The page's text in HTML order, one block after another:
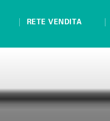
RETE VENDITA